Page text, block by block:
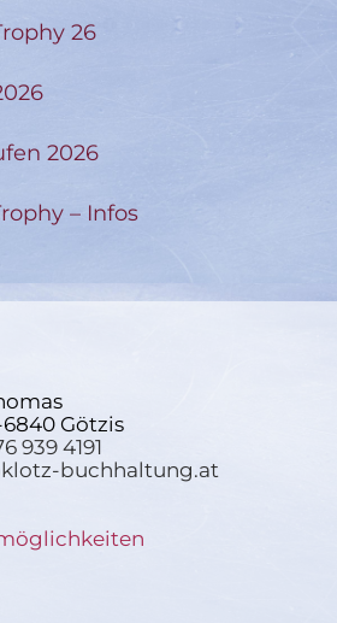
26
2026
– Infos
Götzis
939 4191
buchhaltung.at